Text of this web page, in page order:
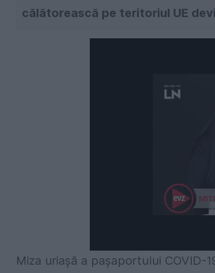
călătorească pe teritoriul UE
Miza uriașă a pașaportului